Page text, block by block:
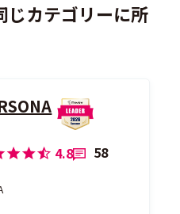
じカテゴリーに所
4.8 58